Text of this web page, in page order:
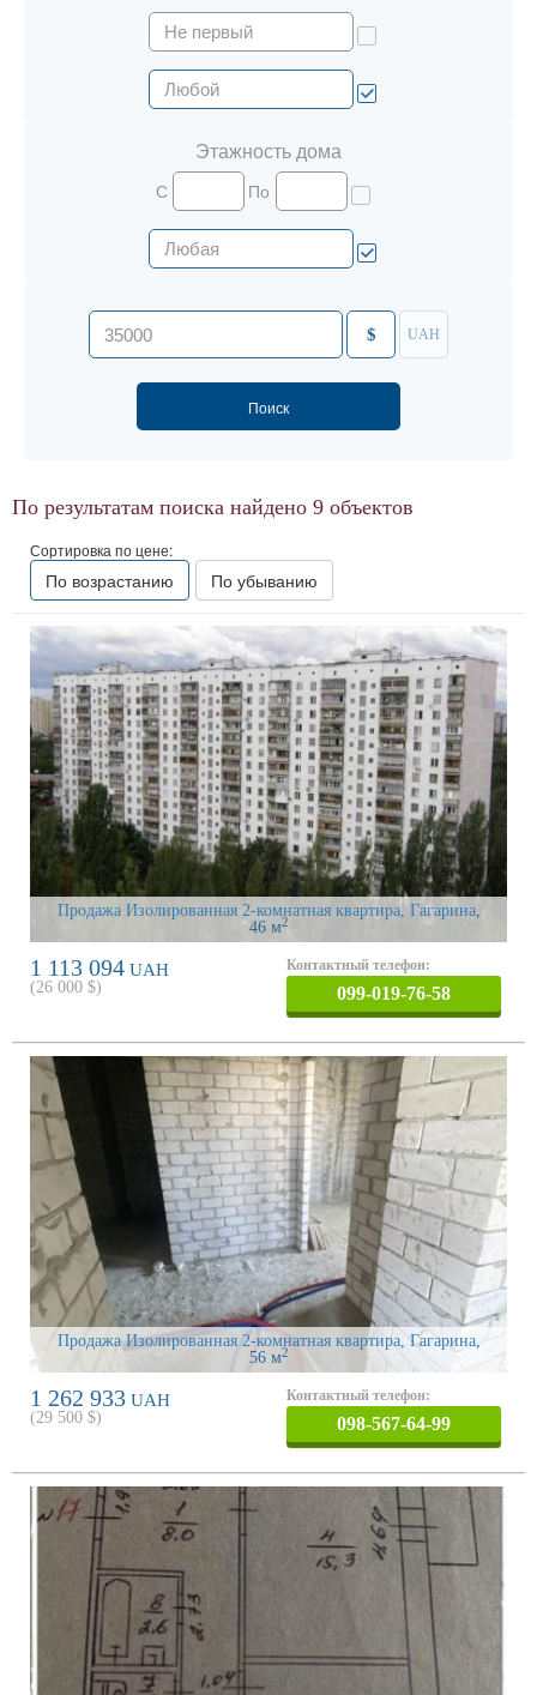
Этажность дома
С По
$ UAH
По результатам поиска найдено 9 объектов
Сортировка по цене:
По возрастанию По убыванию
Продажа Изолированная 2-комнатная квартира, Гагарина,
46 м2
1 113 094 UAH
(26 000 $)
Контактный телефон:
099-019-76-58
Продажа Изолированная 2-комнатная квартира, Гагарина,
56 м2
1 262 933 UAH
(29 500 $)
Контактный телефон:
098-567-64-99